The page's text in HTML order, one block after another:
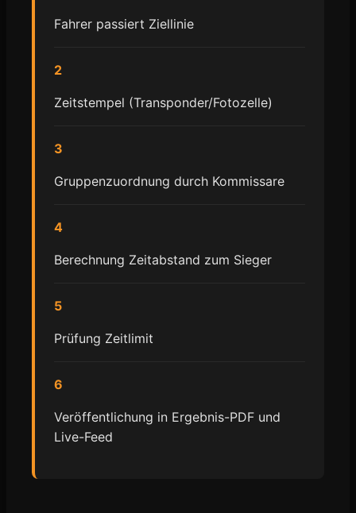
Fahrer passiert Ziellinie
2
Zeitstempel (Transponder/Fotozelle)
3
Gruppenzuordnung durch Kommissare
4
Berechnung Zeitabstand zum Sieger
5
Prüfung Zeitlimit
6
Veröffentlichung in Ergebnis-PDF und
Live-Feed